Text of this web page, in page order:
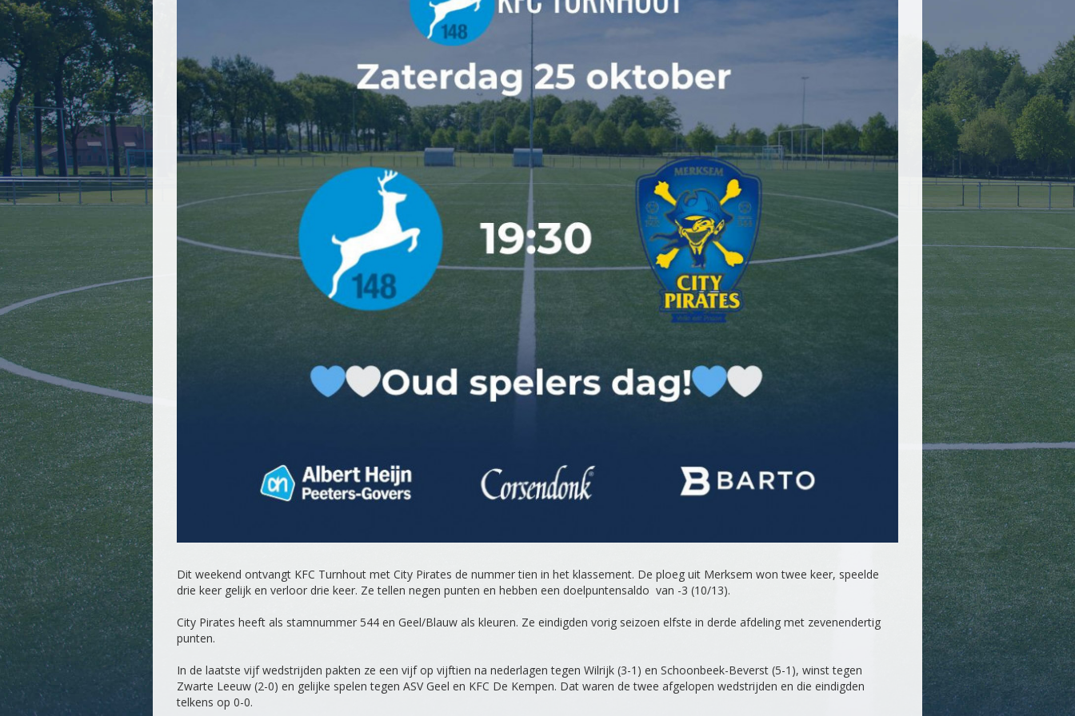
Dit weekend ontvangt KFC Turnhout met City Pirates de nummer tien in het klassement. De ploeg uit Merksem won twee keer, speelde
drie keer gelijk en verloor drie keer. Ze tellen negen punten en hebben een doelpuntensaldo van -3 (10/13).
City Pirates heeft als stamnummer 544 en Geel/Blauw als kleuren. Ze eindigden vorig seizoen elfste in derde afdeling met zevenendertig
punten.
In de laatste vijf wedstrijden pakten ze een vijf op vijftien na nederlagen tegen Wilrijk (3-1) en Schoonbeek-Beverst (5-1), winst tegen
Zwarte Leeuw (2-0) en gelijke spelen tegen ASV Geel en KFC De Kempen. Dat waren de twee afgelopen wedstrijden en die eindigden
telkens op 0-0.